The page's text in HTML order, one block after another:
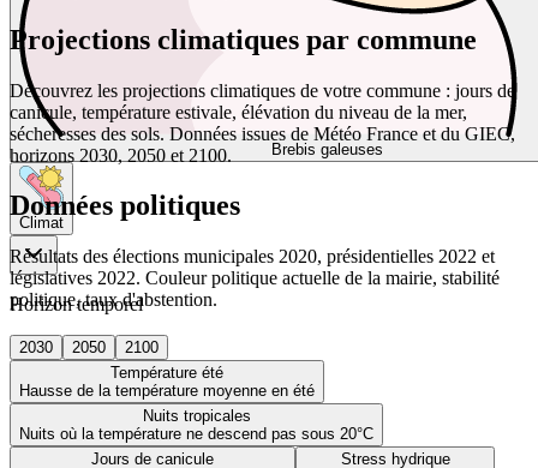
Brebis galeuses
Climat
Horizon temporel
2030 2050
2100
Température été
Hausse de la température moyenne en été
Nuits tropicales
Nuits où la température ne descend pas sous 20°C
Jours de canicule
Stress hydrique
Projections climatiques par commune
Découvrez les projections climatiques de votre commune : jours de
canicule, température estivale, élévation du niveau de la mer,
sécheresses des sols. Données issues de Météo France et du GIEC,
horizons 2030, 2050 et 2100.
Données politiques
Résultats des élections municipales 2020, présidentielles 2022 et
législatives 2022. Couleur politique actuelle de la mairie, stabilité
politique, taux d'abstention.